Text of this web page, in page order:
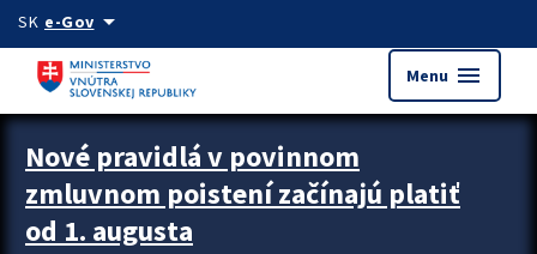
Preskocit na hlavný obsah
SK e-Govarrow_drop_down
Menu menu
Zastavit automatický posun upútavok
Nové pravidlá v povinnom
zmluvnom poistení začínajú platiť
od 1. augusta